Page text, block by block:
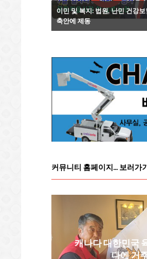
이민 및 복지: 법원, 난민 건강
축안에 제동
커뮤니티 홈페이지... 보러가
캐나다 대한민국
다에 거